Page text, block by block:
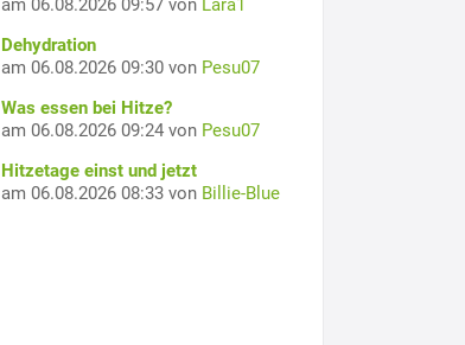
am 06.08.2026 09:57 von Lara1
Dehydration
am 06.08.2026 09:30 von Pesu07
Was essen bei Hitze?
am 06.08.2026 09:24 von Pesu07
Hitzetage einst und jetzt
am 06.08.2026 08:33 von Billie-Blue